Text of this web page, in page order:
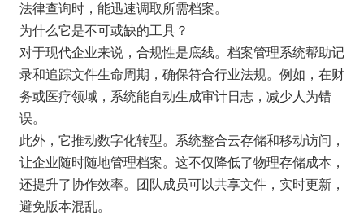
法律查询时，能迅速调取所需档案。
为什么它是不可或缺的工具？
对于现代企业来说，合规性是底线。档案管理系统帮助记
录和追踪文件生命周期，确保符合行业法规。例如，在财
务或医疗领域，系统能自动生成审计日志，减少人为错
误。
此外，它推动数字化转型。系统整合云存储和移动访问，
让企业随时随地管理档案。这不仅降低了物理存储成本，
还提升了协作效率。团队成员可以共享文件，实时更新，
避免版本混乱。